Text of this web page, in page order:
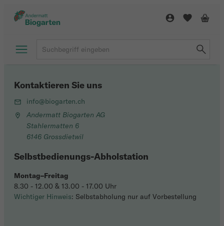
Kontaktieren Sie uns
info@biogarten.ch
Andermatt Biogarten AG
Stahlermatten 6
6146 Grossdietwil
Selbstbedienungs-Abholstation
Montag–Freitag
8.30 - 12.00 & 13.00 - 17.00 Uhr
Wichtiger Hinweis: Selbstabholung nur auf Vorbestellung